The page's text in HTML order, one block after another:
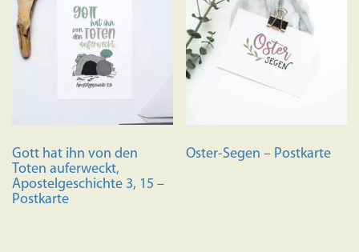
Gott hat ihn von den
Toten auferweckt,
Apostelgeschichte 3, 15 –
Postkarte
Oster-Segen – Postkarte